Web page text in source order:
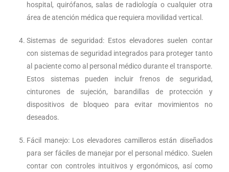
hospital, quirófanos, salas de radiología o cualquier otra
área de atención médica que requiera movilidad vertical.
Sistemas de seguridad: Estos elevadores suelen contar
con sistemas de seguridad integrados para proteger tanto
al paciente como al personal médico durante el transporte.
Estos sistemas pueden incluir frenos de seguridad,
cinturones de sujeción, barandillas de protección y
dispositivos de bloqueo para evitar movimientos no
deseados.
Fácil manejo: Los elevadores camilleros están diseñados
para ser fáciles de manejar por el personal médico. Suelen
contar con controles intuitivos y ergonómicos, así como